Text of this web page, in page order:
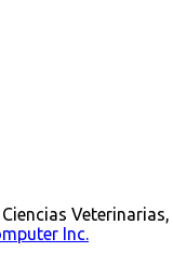
Veterinarias,
Inc.